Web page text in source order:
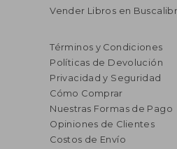
Vender Libros en
Términos y Condiciones
Políticas de Devolución
Privacidad y Seguridad
Cómo Comprar
Nuestras Formas de Pago
Opiniones de Clientes
Costos de Envío